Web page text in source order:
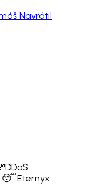
Navrátil
DDoS
😴Eternyx.